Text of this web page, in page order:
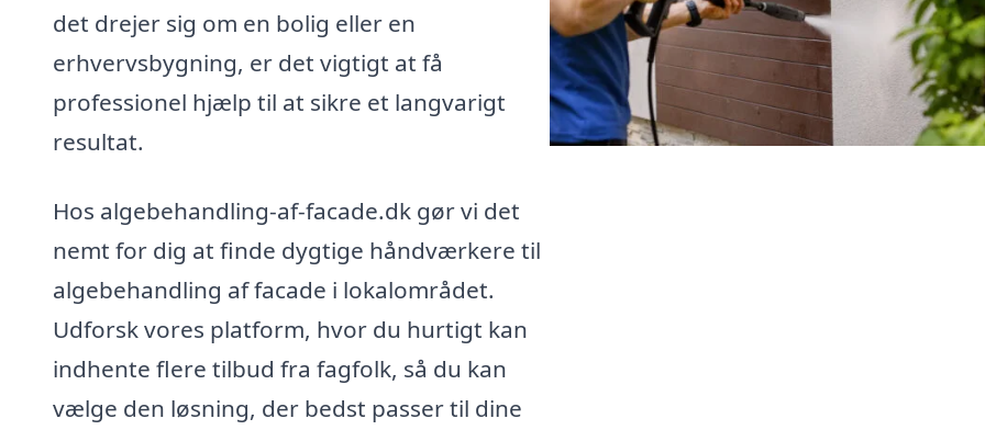
det drejer sig om en bolig eller en
erhvervsbygning, er det vigtigt at få
professionel hjælp til at sikre et langvarigt
resultat.
Hos algebehandling-af-facade.dk gør vi det
nemt for dig at finde dygtige håndværkere til
algebehandling af facade i lokalområdet.
Udforsk vores platform, hvor du hurtigt kan
indhente flere tilbud fra fagfolk, så du kan
vælge den løsning, der bedst passer til dine